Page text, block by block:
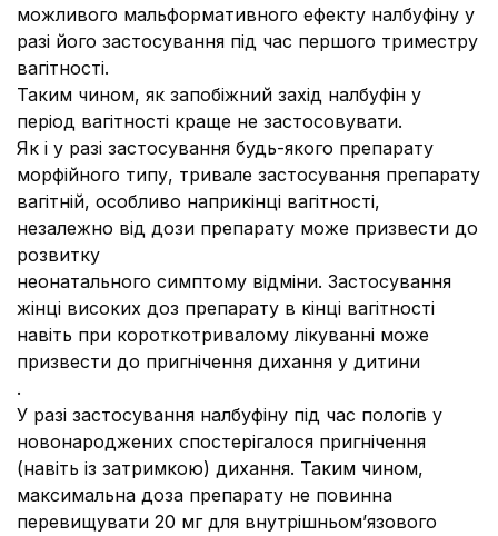
можливого мальформативного ефекту налбуфіну у
разі його застосування під час першого триместру
вагітності.
Таким чином, як запобіжний захід налбуфін у
період вагітності краще не застосовувати.
Як і у разі застосування будь-якого препарату
морфійного типу, тривале застосування препарату
вагітній, особливо наприкінці вагітності,
незалежно від дози препарату може призвести до
розвитку
неонатального симптому відміни. Застосування
жінці високих доз препарату в кінці вагітності
навіть при короткотривалому лікуванні може
призвести до пригнічення дихання у дитини
.
У разі застосування налбуфіну під час пологів у
новонароджених спостерігалося пригнічення
(навіть із затримкою) дихання. Таким чином,
максимальна доза препарату не повинна
перевищувати 20 мг для внутрішньом’язового